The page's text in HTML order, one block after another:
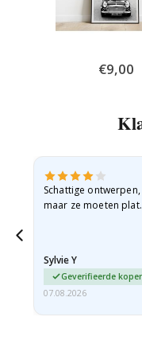
Special
Price
€9,00
Schattige ontwerpen,
maar ze moeten plat
beetje…
Sylvie Y
Geverifieerde koper
07.08.2026